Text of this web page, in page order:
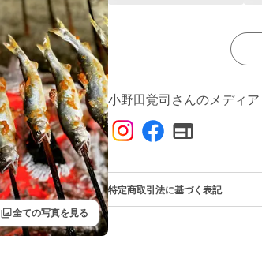
filter全ての写真を見る
小野田覚司さんのメディア
特定商取引法に基づく表記